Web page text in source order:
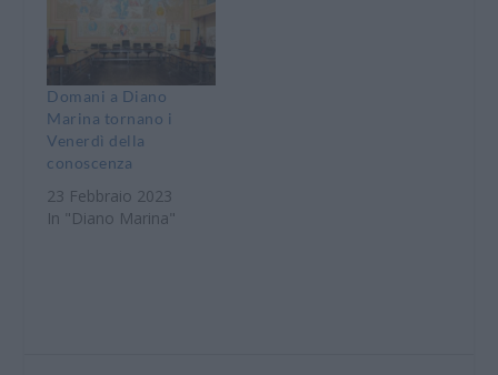
Domani a Diano
Marina tornano i
Venerdì della
conoscenza
23 Febbraio 2023
In "Diano Marina"